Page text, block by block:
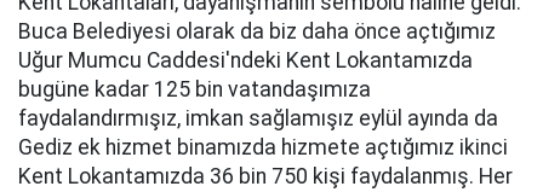
Buca Belediyesi olarak da biz daha önce açtığımız
Uğur Mumcu Caddesi'ndeki Kent Lokantamızda
bugüne kadar 125 bin vatandaşımıza
faydalandırmışız, imkan sağlamışız eylül ayında da
Gediz ek hizmet binamızda hizmete açtığımız ikinci
Kent Lokantamızda 36 bin 750 kişi faydalanmış. Her